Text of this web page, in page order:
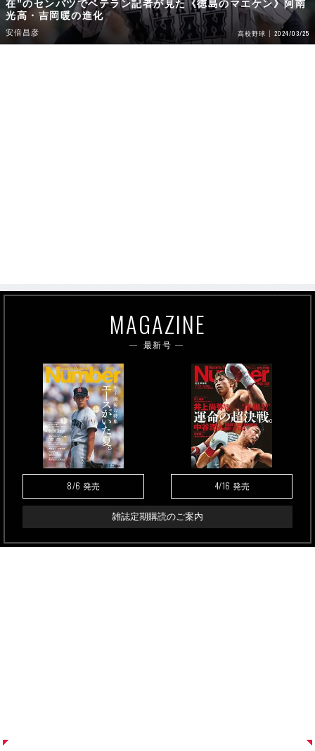
在”のセンバツでベテラン記者が見た《徳島のマエケン》阿南
光高・吉岡暖の進化
安倍昌彦 高校野球 2024/03/25
MAGAZINE
最新号
8/6 発売 4/16 発売
雑誌定期購読のご案内